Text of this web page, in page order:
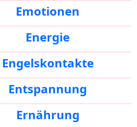
Emotionen
Energie
Engelskontakte
Entspannung
Ernährung